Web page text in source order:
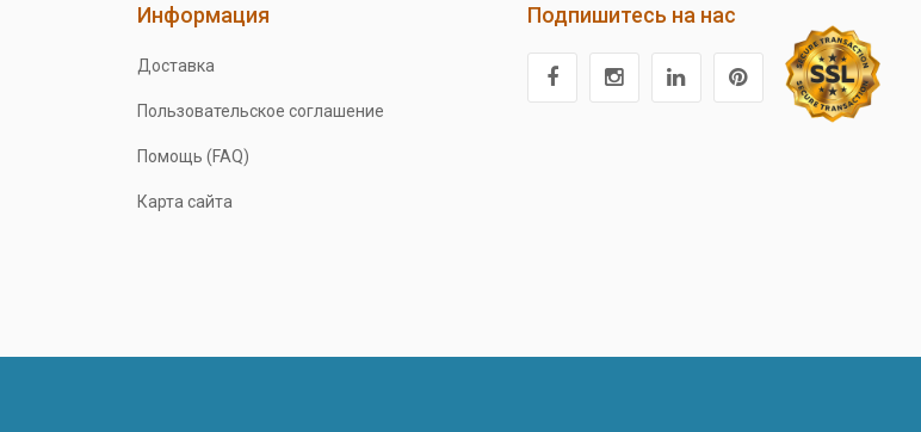
Информация
Доставка
Пользовательское соглашение
Помощь (FAQ)
Карта сайта
Подпишитесь на нас